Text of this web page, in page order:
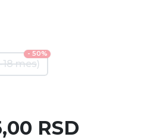
- 50%
mes)
RSD